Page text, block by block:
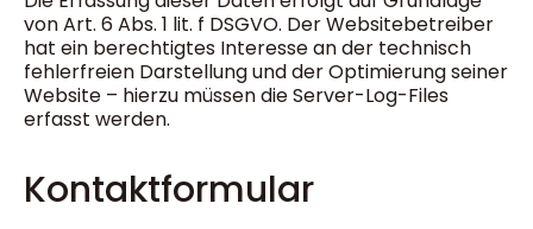
von Art. 6 Abs. 1 lit. f DSGVO. Der Websitebetreiber
hat ein berechtigtes Interesse an der technisch
fehlerfreien Darstellung und der Optimierung seiner
Website – hierzu müssen die Server-Log-Files
erfasst werden.
Kontaktformular